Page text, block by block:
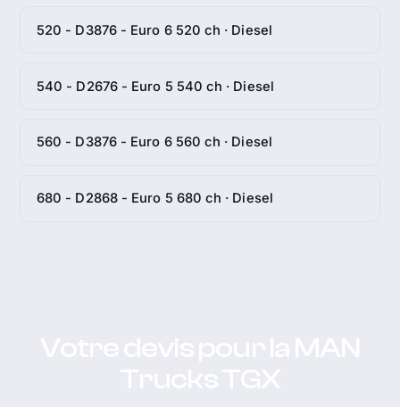
520 - D3876 - Euro 6 520 ch · Diesel
540 - D2676 - Euro 5 540 ch · Diesel
560 - D3876 - Euro 6 560 ch · Diesel
680 - D2868 - Euro 5 680 ch · Diesel